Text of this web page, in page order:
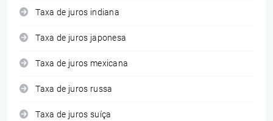
Taxa de juros indiana
Taxa de juros japonesa
Taxa de juros mexicana
Taxa de juros russa
Taxa de juros suíça